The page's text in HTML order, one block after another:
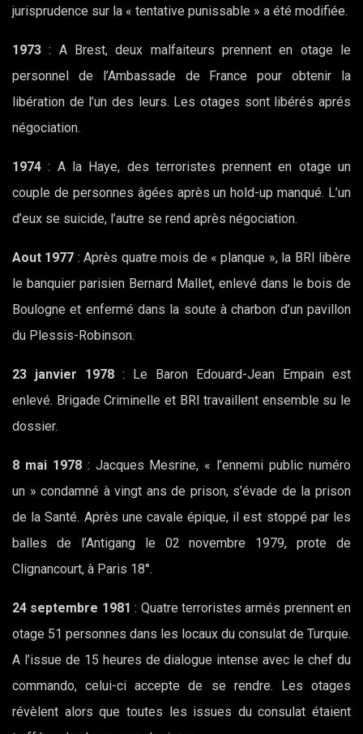
jurisprudence sur la « tentative punissable » a été modifiée.
1973 : A Brest, deux malfaiteurs prennent en otage le
personnel de l’Ambassade de France pour obtenir la
libération de l’un des leurs. Les otages sont libérés aprés
négociation.
1974 : A la Haye, des terroristes prennent en otage un
couple de personnes âgées après un hold-up manqué. L’un
d’eux se suicide, l’autre se rend après négociation.
Aout 1977 : Après quatre mois de « planque », la BRI libère
le banquier parisien Bernard Mallet, enlevé dans le bois de
Boulogne et enfermé dans la soute à charbon d’un pavillon
du Plessis-Robinson.
23 janvier 1978 : Le Baron Edouard-Jean Empain est
enlevé. Brigade Criminelle et BRI travaillent ensemble su le
dossier.
8 mai 1978: Jacques Mesrine, « l’ennemi public numéro
un » condamné à vingt ans de prison, s’évade de la prison
de la Santé. Après une cavale épique, il est stoppé par les
balles de l’Antigang le 02 novembre 1979, prote de
Clignancourt, à Paris 18°.
24 septembre 1981 : Quatre terroristes armés prennent en
otage 51 personnes dans les locaux du consulat de Turquie.
A l’issue de 15 heures de dialogue intense avec le chef du
commando, celui-ci accepte de se rendre. Les otages
révèlent alors que toutes les issues du consulat étaient